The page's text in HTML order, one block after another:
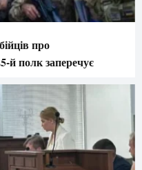
про
й полк заперечує